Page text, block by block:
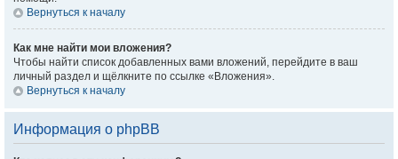
Вернуться к началу
Как мне найти мои вложения?
Чтобы найти список добавленных вами вложений, перейдите в ваш
личный раздел и щёлкните по ссылке «Вложения».
Вернуться к началу
Информация о phpBB